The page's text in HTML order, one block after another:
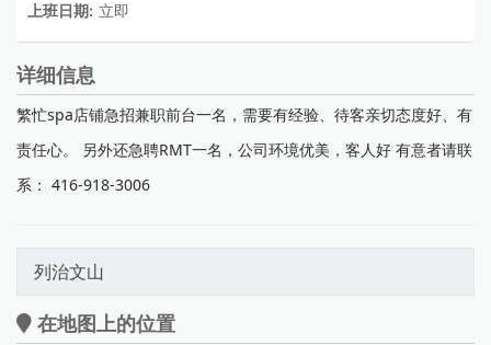
上班日期: 立即
详细信息
繁忙spa店铺急招兼职前台一名，需要有经验、待客亲切态度好、有
责任心。 另外还急聘RMT一名，公司环境优美，客人好 有意者请联
系： 416-918-3006
列治文山
在地图上的位置